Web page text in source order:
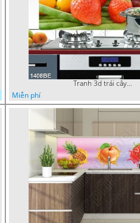
Tranh 3d trái cây tươi trong góc bếp
Miễn phí